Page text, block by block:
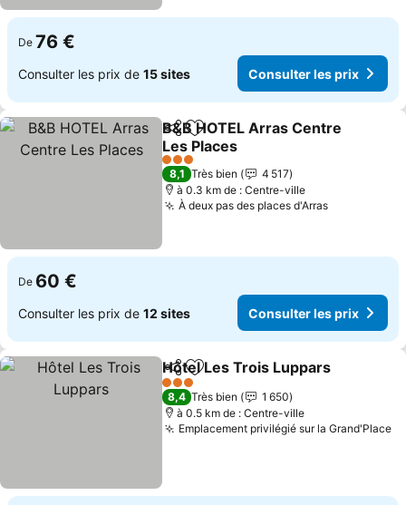
De 76 €
Consulter les prix de 15 sites Consulter les prix
PartagerAjouter à mes favoris
B&B HOTEL Arras Centre
Les Places
Consulter les prix
3 Étoiles
8,1 Très bien
4 517
à 0.3 km de : Centre-ville
À deux pas des places d'ArrasConsulter
De 60 €
Consulter les prix de 12 sites Consulter les prix
PartagerAjouter à mes favoris
Hôtel Les Trois Luppars
3 Étoiles
8,4 Très bien
1 650
à 0.5 km de : Centre-ville
Emplacement privilégié sur la Grand'Place